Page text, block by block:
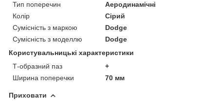
Тип поперечин
Аеродинамічні
Колір
Сірий
Сумісність з маркою
Dodge
Сумісність з моделлю
Dodge
Користувальницькі характеристики
Т-образний паз
+
Ширина поперечки
70 мм
Приховати